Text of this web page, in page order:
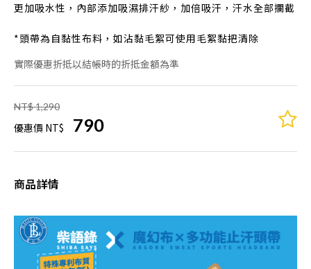
更加吸水性，內部添加吸濕排汗紗，加倍吸汗，汗水全部攔截
*頭帶為自黏性布料，如沾黏毛絮可使用毛絮黏把清除
實際優惠折抵以結帳時的折抵金額為準
NT$ 1,290
優惠價 NT$ 790
商品詳情